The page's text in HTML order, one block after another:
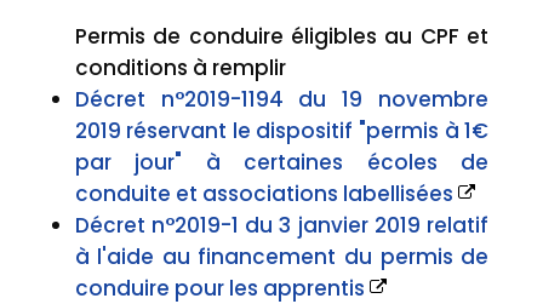
Permis de conduire éligibles au CPF et
conditions à remplir
Décret n°2019-1194 du 19 novembre
2019 réservant le dispositif "permis à 1€
par jour" à certaines écoles de
conduite et associations labellisées
Décret n°2019-1 du 3 janvier 2019 relatif
à l'aide au financement du permis de
conduire pour les apprentis